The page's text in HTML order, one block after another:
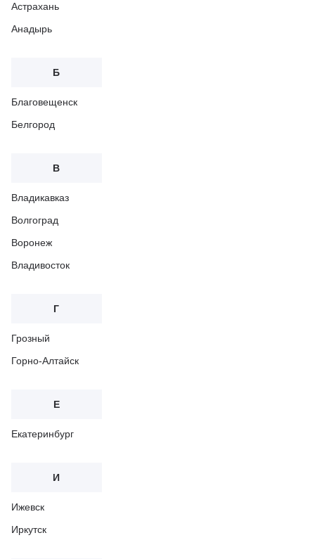
Астрахань
Анадырь
Б
Благовещенск
Белгород
В
Владикавказ
Волгоград
Воронеж
Владивосток
Г
Грозный
Горно-Алтайск
Е
Екатеринбург
И
Ижевск
Иркутск